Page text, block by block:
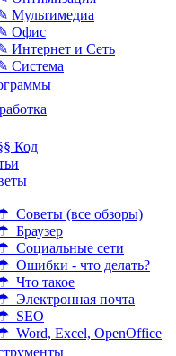
Мультимедиа
Офис
Интернет и Сеть
Система
Код
Советы (все обзоры)
Браузер
Социальные сети
Ошибки - что делать?
Что такое
Электронная почта
SEO
Word, Excel, OpenOffice